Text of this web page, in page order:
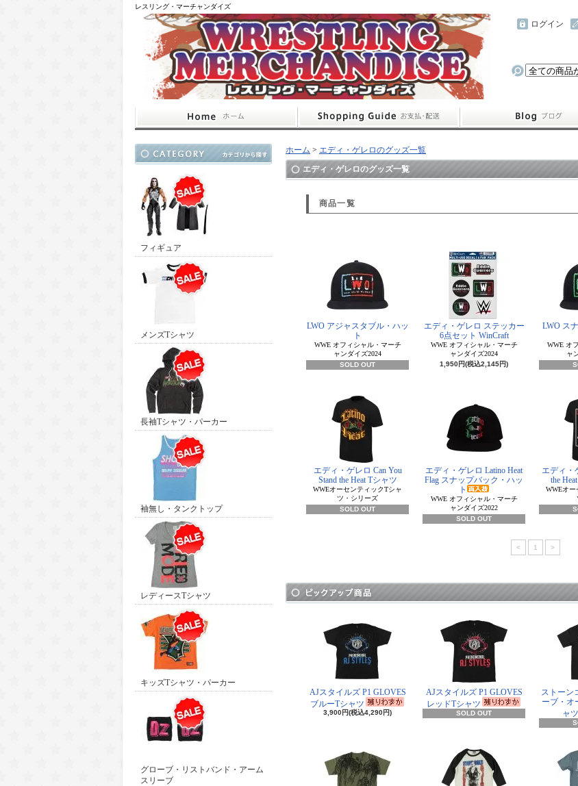
レスリング・マーチャンダイズ
ログイン
フィギュア
メンズTシャツ
長袖Tシャツ・パーカー
袖無し・タンクトップ
レディースTシャツ
キッズTシャツ・パーカー
グローブ・リストバンド・アーム
スリーブ
ホーム > エディ・ゲレロのグッズ一覧
エディ・ゲレロのグッズ一覧
商品一覧
LWO アジャスタブル・ハッ
ト
WWE オフィシャル・マーチ
ャンダイズ2024
SOLD OUT
エディ・ゲレロ ステッカー
6点セット WinCraft
WWE オフィシャル・マーチ
ャンダイズ2024
1,950円(税込2,145円)
LWO ス
WWE オ
ャ
エディ・ゲレロ Can You
Stand the Heat Tシャツ
WWEオーセンティックTシャ
ツ・シリーズ
SOLD OUT
エディ・ゲレロ Latino Heat
Flag スナップバック・ハッ
ト
WWE オフィシャル・マーチ
ャンダイズ2022
SOLD OUT
エディ・
the
WWEオー
< 1 >
AJスタイルズ P1 GLOVES
ブルーTシャツ
3,900円(税込4,290円)
AJスタイルズ P1 GLOVES
レッドTシャツ
SOLD OUT
ストーン
ーブ・オ
ャツ